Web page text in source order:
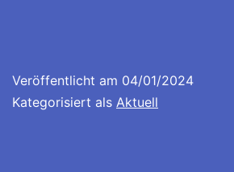
Veröffentlicht am 04/01/2024
Kategorisiert als Aktuell